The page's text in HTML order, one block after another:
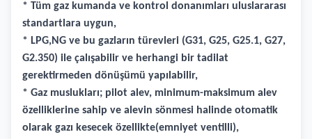
* Tüm gaz kumanda ve kontrol donanımları uluslararası
standartlara uygun,
* LPG,NG ve bu gazların türevleri (G31, G25, G25.1, G27,
G2.350) ile çalışabilir ve herhangi bir tadilat
gerektirmeden dönüşümü yapılabilir,
* Gaz muslukları; pilot alev, minimum-maksimum alev
özelliklerine sahip ve alevin sönmesi halinde otomatik
olarak gazı kesecek özellikte(emniyet ventilli),